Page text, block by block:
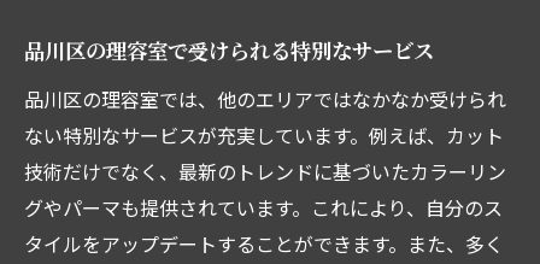
一流の技術で作るカスタマイズヘア
品川区の理容室で叶える理想のスタイル
スタイリッシュに変身できるサロン
品川区理容室特集リラクゼーションも兼ね備え
た場所
一石二鳥のリラクゼーションサロン
品川区の理容室で受けられる特別なサービス
品川区の理容室では、他のエリアではなかなか受けられ
ない特別なサービスが充実しています。例えば、カット
技術だけでなく、最新のトレンドに基づいたカラーリン
グやパーマも提供されています。これにより、自分のス
タイルをアップデートすることができます。また、多く